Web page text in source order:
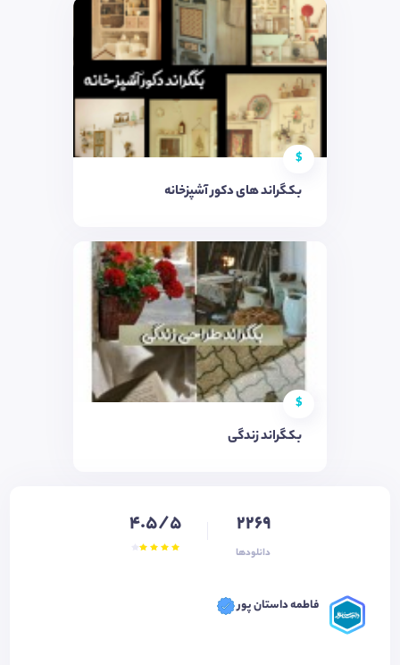
$
بکگراند های دکور آشپزخانه
$
بکگراند زندگی
2269
دانلودها
4.5/5
فاطمه داستان پور